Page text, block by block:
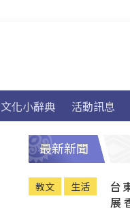
文化小辭典 活動訊息
最新新聞
教文 生活
台
展